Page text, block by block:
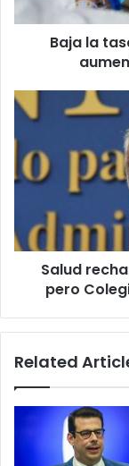
pero
aumenta
de
mortalidad
Baja la
Salud
rechaza
inicio
de
clases
presenciales
Colegio
de
MédicosSalud
pero
Related